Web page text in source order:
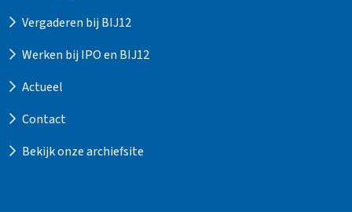
Vergaderen bij BIJ12
Werken bij IPO en BIJ12
Actueel
Contact
Bekijk onze archiefsite